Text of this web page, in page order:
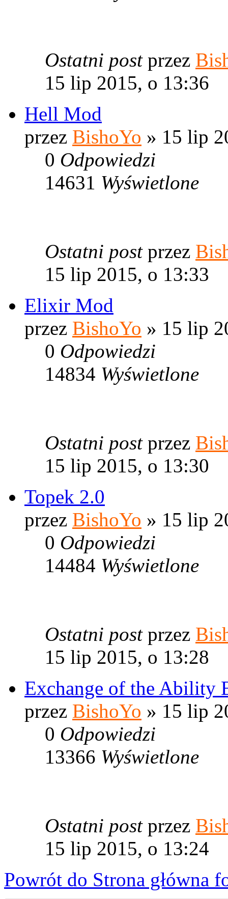
Ostatni post przez
15 lip 2015, o 13:36
Hell Mod
przez BishoYo » 15 lip
0 Odpowiedzi
14631 Wyświetlone
Ostatni post przez
15 lip 2015, o 13:33
Elixir Mod
przez BishoYo » 15 lip
0 Odpowiedzi
14834 Wyświetlone
Ostatni post przez
15 lip 2015, o 13:30
Topek 2.0
przez BishoYo » 15 lip
0 Odpowiedzi
14484 Wyświetlone
Ostatni post przez
15 lip 2015, o 13:28
Exchange of the Ability
przez BishoYo » 15 lip
0 Odpowiedzi
13366 Wyświetlone
Ostatni post przez
15 lip 2015, o 13:24
Powrót do Strona główna